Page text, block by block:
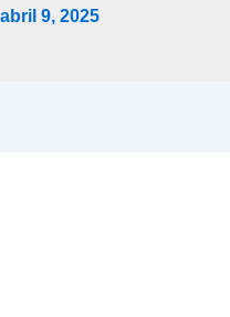
abril 9, 2025